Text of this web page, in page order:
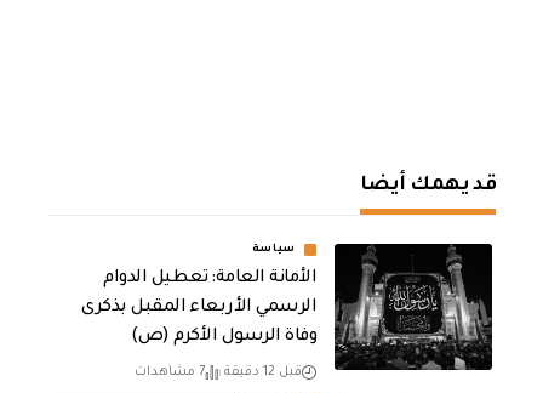
قد يهمك أيضا
سياسة
الأمانة العامة: تعطيل الدوام
الرسمي الأربعاء المقبل بذكرى
وفاة الرسول الأكرم (ص)
قبل 12 دقيقة 7 مشاهدات